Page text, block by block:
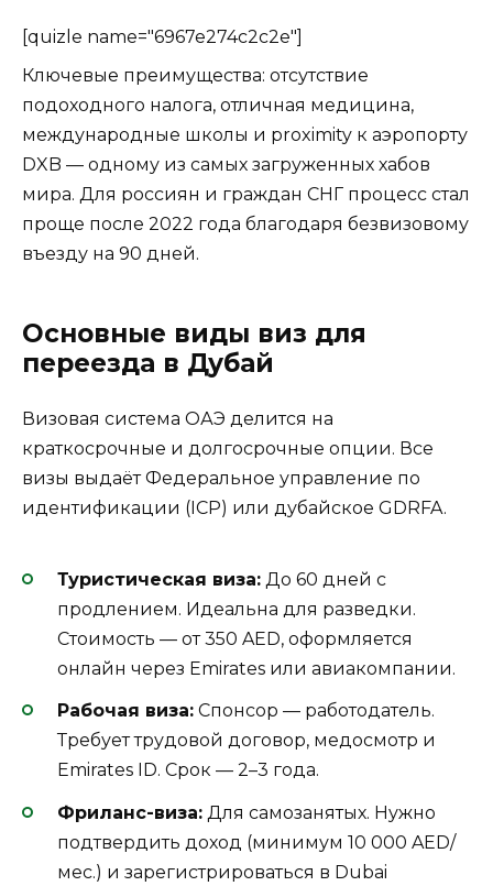
[quizle name="6967e274c2c2e"]
Ключевые преимущества: отсутствие
подоходного налога, отличная медицина,
международные школы и proximity к аэропорту
DXB — одному из самых загруженных хабов
мира. Для россиян и граждан СНГ процесс стал
проще после 2022 года благодаря безвизовому
въезду на 90 дней.
Основные виды виз для
переезда в Дубай
Визовая система ОАЭ делится на
краткосрочные и долгосрочные опции. Все
визы выдаёт Федеральное управление по
идентификации (ICP) или дубайское GDRFA.
Туристическая виза: До 60 дней с
продлением. Идеальна для разведки.
Стоимость — от 350 AED, оформляется
онлайн через Emirates или авиакомпании.
Рабочая виза: Спонсор — работодатель.
Требует трудовой договор, медосмотр и
Emirates ID. Срок — 2–3 года.
Фриланс-виза: Для самозанятых. Нужно
подтвердить доход (минимум 10 000 AED/
мес.) и зарегистрироваться в Dubai